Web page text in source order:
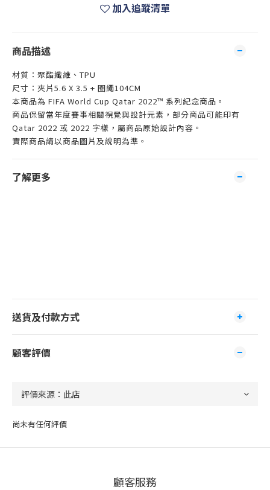
加入追蹤清單
商品描述
材質：聚酯纖維、TPU
尺寸：夾片5.6 X 3.5 + 圈繩104CM
本商品為 FIFA World Cup Qatar 2022™ 系列紀念商品。
商品保留當年度賽事相關視覺與設計元素，部分商品可能印有
Qatar 2022 或 2022 字樣，屬商品原始設計內容。
實際商品請以商品圖片及說明為準。
了解更多
送貨及付款方式
顧客評價
尚未有任何評價
顧客服務